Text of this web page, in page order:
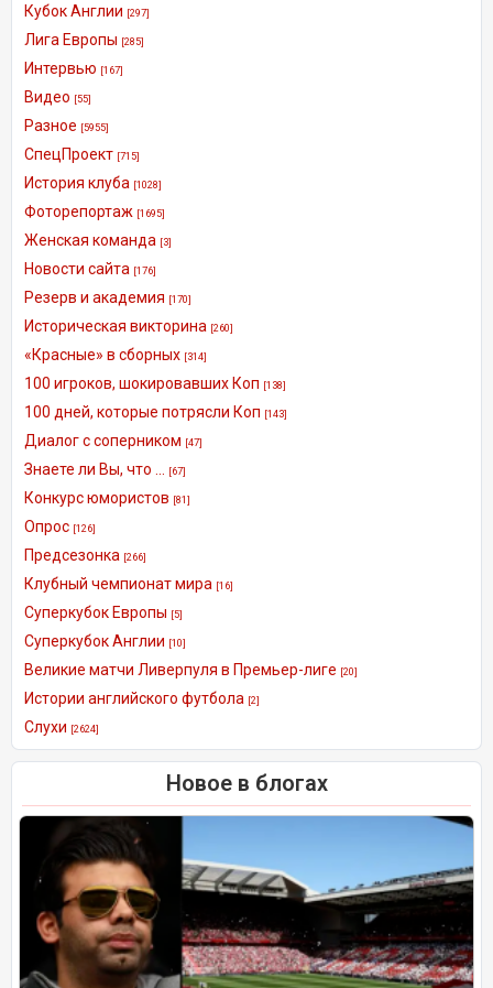
Кубок Англии [297]
Лига Европы [285]
Интервью [167]
Видео [55]
Разное [5955]
СпецПроект [715]
История клуба [1028]
Фоторепортаж [1695]
Женская команда [3]
Новости сайта [176]
Резерв и академия [170]
Историческая викторина [260]
«Красные» в сборных [314]
100 игроков, шокировавших Коп [138]
100 дней, которые потрясли Коп [143]
Диалог с соперником [47]
Знаете ли Вы, что ... [67]
Конкурс юмористов [81]
Опрос [126]
Предсезонка [266]
Клубный чемпионат мира [16]
Суперкубок Европы [5]
Суперкубок Англии [10]
Великие матчи Ливерпуля в Премьер-лиге [20]
Истории английского футбола [2]
Слухи [2624]
Новое в блогах